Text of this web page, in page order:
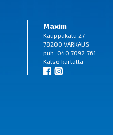
Maxim
Kauppakatu 27
78200 VARKAUS
puh. 040 7092 761
Katso kartalta